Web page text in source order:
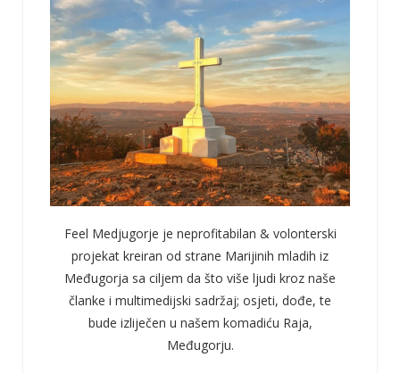
Feel Medjugorje je neprofitabilan & volonterski
projekat kreiran od strane Marijinih mladih iz
Međugorja sa ciljem da što više ljudi kroz naše
članke i multimedijski sadržaj; osjeti, dođe, te
bude izliječen u našem komadiću Raja,
Međugorju.